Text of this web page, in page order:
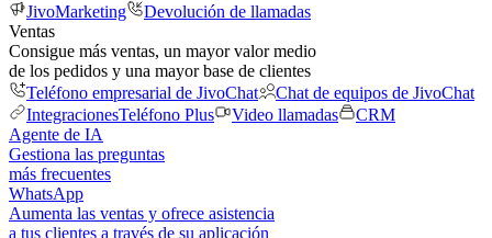
JivoMarketing
Devolución de llamadas
Ventas
Consigue más ventas, un mayor valor medio
de los pedidos y una mayor base de clientes
Teléfono empresarial de JivoChat
Chat de equipos de JivoChat
IntegracionesTeléfono Plus Video llamadas
CRM
Agente de IA
Gestiona las preguntas
más frecuentes
WhatsApp
Aumenta las ventas y ofrece asistencia
a tus clientes a través de su aplicación